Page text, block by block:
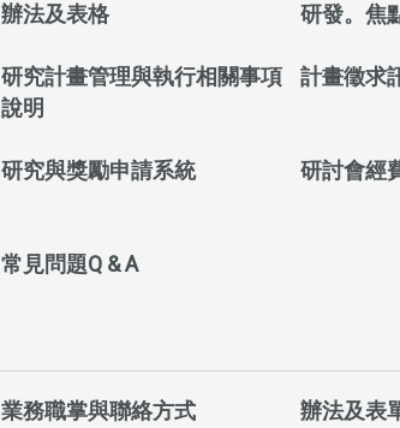
辦法及表格 研發。焦
研究計畫管理與執行相關事項
說明
計畫徵求
研究與獎勵申請系統 研討會經
常見問題Q & A
業務職掌與聯絡方式 辦法及表